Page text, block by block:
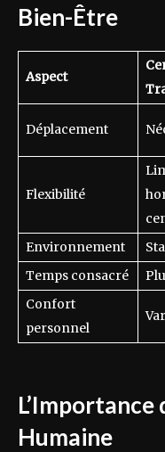
Bien-Être
Aspect
Déplacement
Flexibilité
Environnement
Temps consacré
Confort
personnel
L’Importance
Humaine